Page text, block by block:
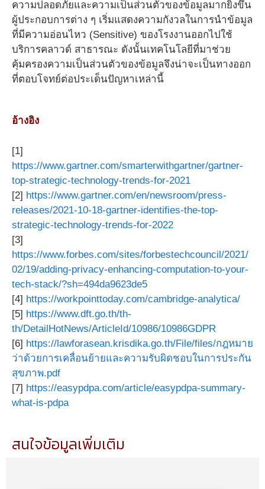
ความปลอดภัยและความเป็นส่วนตัวของข้อมูลมากยิ่งขึ้น
ผู้ประกอบการต่าง ๆ เริ่มแสดงความกังวลในการนำข้อมูล
ที่มีความอ่อนไหว (Sensitive) ของโรงงานออกไปใช้
บริการคลาวด์ สาธารณะ ดังนั้นเทคโนโลยีที่มาช่วย
คุ้มครองความเป็นส่วนตัวของข้อมูลจึงน่าจะเป็นทางออก
ที่ตอบโจทย์ต่อประเด็นปัญหาเหล่านี้
อ้างอิง
[1]
https://www.gartner.com/smarterwithgartner/gartner-
top-strategic-technology-trends-for-2021
[2] https://www.gartner.com/en/newsroom/press-
releases/2021-10-18-gartner-identifies-the-top-
strategic-technology-trends-for-2022
[3]
https://www.forbes.com/sites/forbestechcouncil/2021/
02/19/adding-privacy-enhancing-computation-to-your-
tech-stack/?sh=494da9623de5
[4] https://workpointtoday.com/cambridge-analytica/
[5] https://www.dft.go.th/th-
th/DetailHotNews/ArticleId/10986/10986GDPR
[6] https://lawforasean.krisdika.go.th/File/files/กฎหมาย
ว่าด้วยการเคลื่อนย้ายและความรับผิดชอบในการประกัน
สุขภาพ.pdf
[7] https://easypdpa.com/article/easypdpa-summary-
what-is-pdpa
สนใจข้อมูลเพิ่มเติม